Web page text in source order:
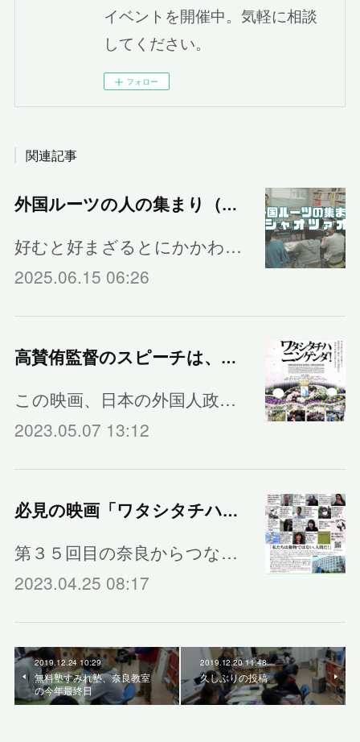
イベントを開催中。気軽に相談
してください。
フォロー
関連記事
外国ルーツの人の集まり（シャオツァオ）
好むと好まざるとにかかわ…
2025.06.15 06:26
高賛侑監督のスピーチは、午前中の上映の後です。
この映画、日本の外国人政…
2023.05.07 13:12
必見の映画「ワタシタチハニンゲンダ」
第３５回目の奈良からつな…
2023.04.25 08:17
2019.12.24 10:29
無料塾すみれ塾、奈良教室
の今年最終日
2019.12.20 11:48
久しぶりの投稿